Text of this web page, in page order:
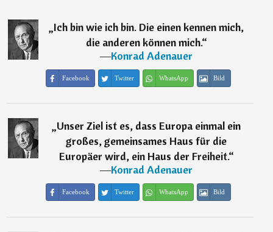
„Ich bin wie ich bin. Die einen kennen mich,
die anderen können mich.“
―Konrad Adenauer
Facebook Twitter WhatsApp Bild
„Unser Ziel ist es, dass Europa einmal ein
großes, gemeinsames Haus für die
Europäer wird, ein Haus der Freiheit.“
―Konrad Adenauer
Facebook Twitter WhatsApp Bild